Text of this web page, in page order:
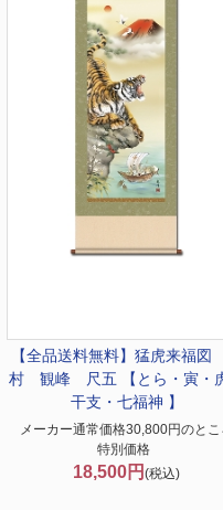
【全品送料無料】 猛虎来福図
村 観峰 尺五 【とら・寅・
干支・七福神 】
メーカー通常価格30,800円のとこ
特別価格
18,500円 (税込)